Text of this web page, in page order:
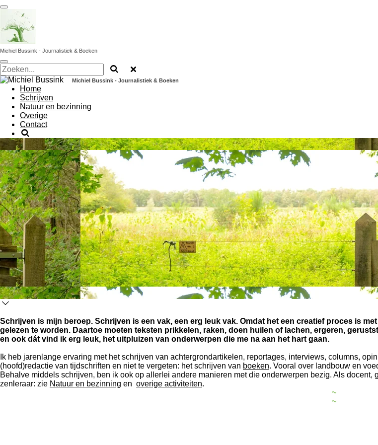
Ga
direct
naar
de
hoofdinhoud
Michiel Bussink - Journalistiek & Boeken
Michiel Bussink - Journalistiek & Boeken
Home
Schrijven
Natuur en bezinning
Overige
Contact
Schrijven is mijn beroep. Schrijven is een vak, een erg leuk vak. Omdat het een creatief proces is
gelezen te worden. Daartoe moeten teksten prikkelen, raken, doen huilen of lachen, ergeren,
en ook dát vind ik erg leuk, het uitpluizen van onderwerpen die me na aan het hart gaan.
Ik heb jarenlange ervaring met het schrijven van achtergrondartikelen, reportages, interviews, columns,
(hoofd)redactie van tijdschriften en niet te vergeten: het schrijven van boeken. Vooral over landbouw en
Behalve middels schrijven, ben ik ook op allerlei andere manieren met die onderwerpen bezig. Als
zenleraar: zie Natuur en bezinning en overige activiteiten.
~
~